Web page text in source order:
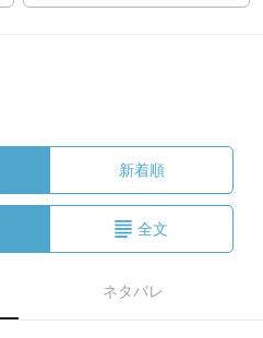
新着順
全文
ネタバレ